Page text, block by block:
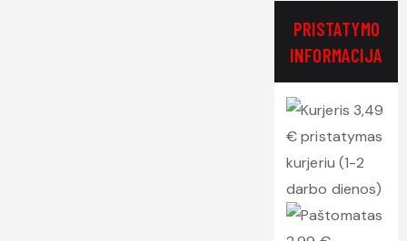
PRISTATYMO
INFORMACIJA
3,49
€ pristatymas
kurjeriu (1-2
darbo dienos)